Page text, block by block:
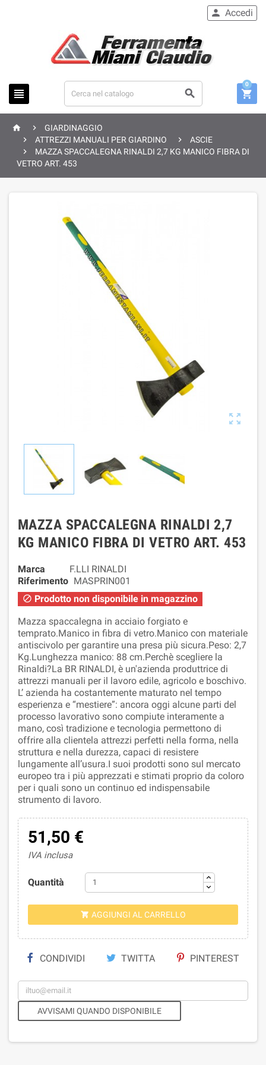
 
 Accedi

0
 
GIARDINAGGIO

ATTREZZI MANUALI PER GIARDINO 
ASCIE

MAZZA SPACCALEGNA RINALDI 2,7 KG MANICO FIBRA DI
VETRO ART. 453

MAZZA SPACCALEGNA RINALDI 2,7
KG MANICO FIBRA DI VETRO ART. 453
Marca
F.LLI RINALDI
Riferimento MASPRIN001
 Prodotto non disponibile in magazzino
Mazza spaccalegna in acciaio forgiato e
temprato.Manico in fibra di vetro.Manico con materiale
antiscivolo per garantire una presa più sicura.Peso: 2,7
Kg.Lunghezza manico: 88 cm.Perchè scegliere la
Rinaldi?La BR RINALDI, è un'azienda produttrice di
attrezzi manuali per il lavoro edile, agricolo e boschivo.
L’ azienda ha costantemente maturato nel tempo
esperienza e “mestiere”: ancora oggi alcune parti del
processo lavorativo sono compiute interamente a
mano, così tradizione e tecnologia permettono di
offrire alla clientela attrezzi perfetti nella forma, nella
struttura e nella durezza, capaci di resistere
lungamente all’usura.I suoi prodotti sono sul mercato
europeo tra i più apprezzati e stimati proprio da coloro
per i quali sono un continuo ed indispensabile
strumento di lavoro.
51,50 €
IVA inclusa
Quantità
 AGGIUNGI AL CARRELLO
CONDIVIDI TWITTA PINTEREST
AVVISAMI QUANDO DISPONIBILE